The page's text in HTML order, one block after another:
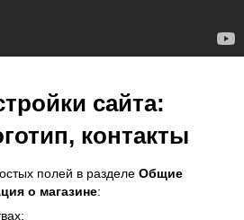
сайта:
контакты
полей в разделе Общие
о магазине: